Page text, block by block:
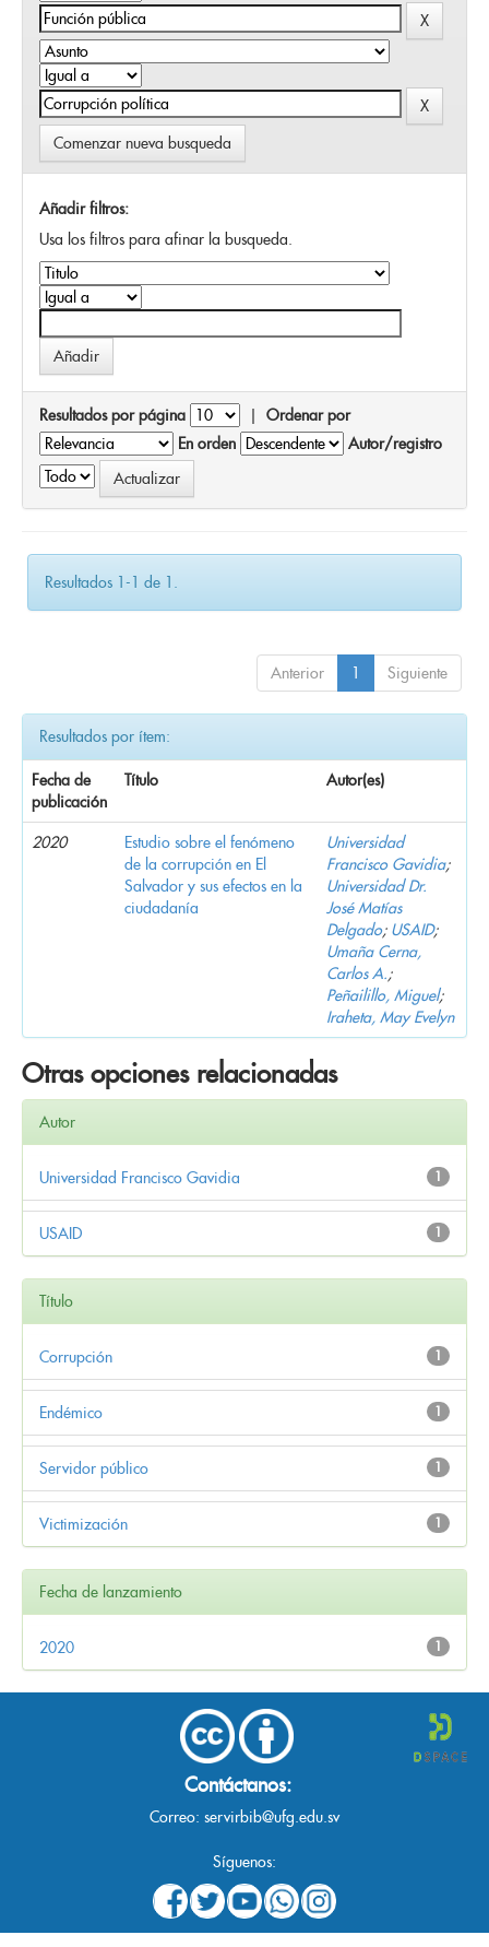
Comenzar nueva busqueda
Añadir filtros:
Usa los filtros para afinar la busqueda.
Resultados por página | Ordenar por
En orden
Autor/registro
Resultados 1-1 de 1.
Anterior 1 Siguiente
Resultados por ítem:
Fecha de
publicación
Título Autor(es)
2020
Estudio sobre el fenómeno
de la corrupción en El
Salvador y sus efectos en la
ciudadanía
Universidad
Francisco Gavidia;
Universidad Dr.
José Matías
Delgado; USAID;
Umaña Cerna,
Carlos A.;
Peñailillo, Miguel;
Iraheta, May Evelyn
Otras opciones relacionadas
Autor
1
Universidad Francisco Gavidia
1
USAID
Título
1
Corrupción
1
Endémico
1
Servidor público
1
Victimización
Fecha de lanzamiento
1
2020
Contáctanos:
Correo: servirbib@ufg.edu.sv
Síguenos: